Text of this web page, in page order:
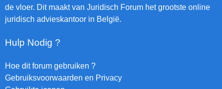
de vloer. Dit maakt van Juridisch Forum het grootste online
juridisch advieskantoor in België.
Hulp Nodig ?
Hoe dit forum gebruiken ?
Gebruiksvoorwaarden en Privacy